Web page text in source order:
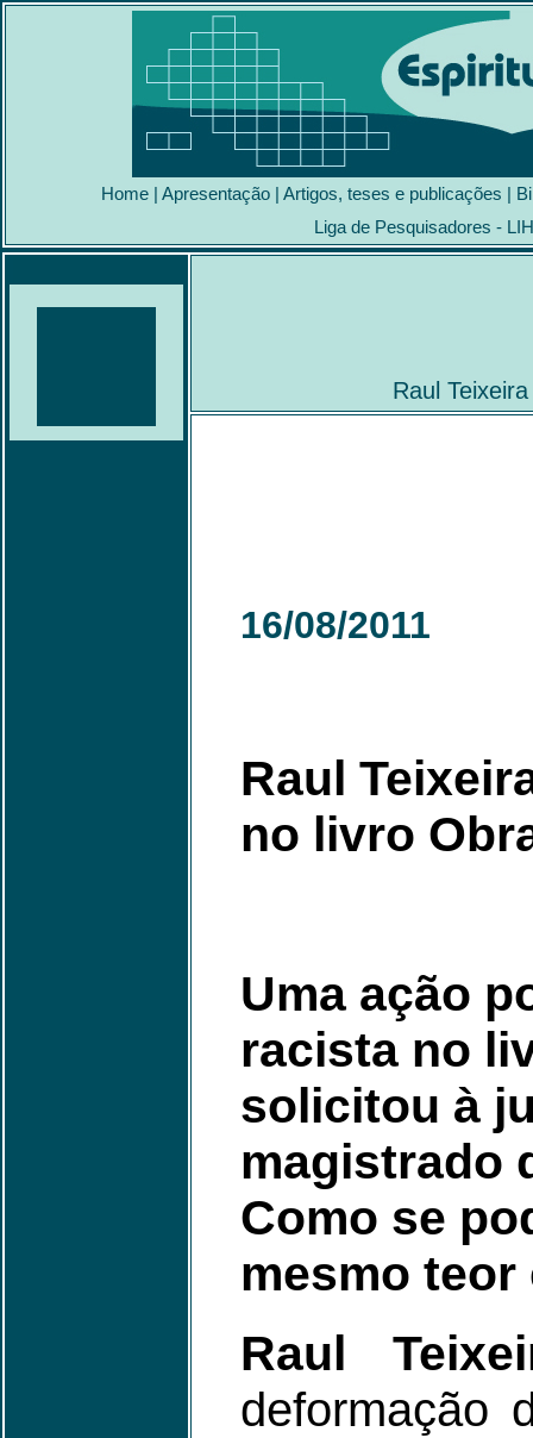
Home | Apresentação | Artigos, teses e publicações |
Liga de Pesquisadores -
Raul
16/08/2011
Raul
no livro
Uma ação
racista no
solicitou à
magistrado
Como se
mesmo
Raul
deformação